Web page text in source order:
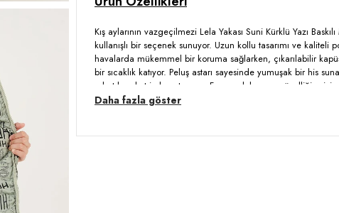
Kış aylarının vazgeçilmezi Lela Yakası Suni Kürklü Yazı
kullanışlı bir seçenek sunuyor. Uzun kollu tasarımı ve kaliteli
havalarda mükemmel bir koruma sağlarken, çıkarılabilir
bir sıcaklık katıyor. Peluş astarı sayesinde yumuşak bir his
rahat hareket imkanı tanıyor. Fermuarlı kapama özelliği, giyip
detaylarıyla da çocukların stiline renk katıyor. Kış
Daha fazla göster